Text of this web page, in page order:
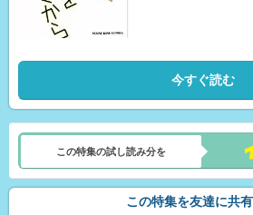
今すぐ読む
この特集の試し読み分を
この特集を友達に共